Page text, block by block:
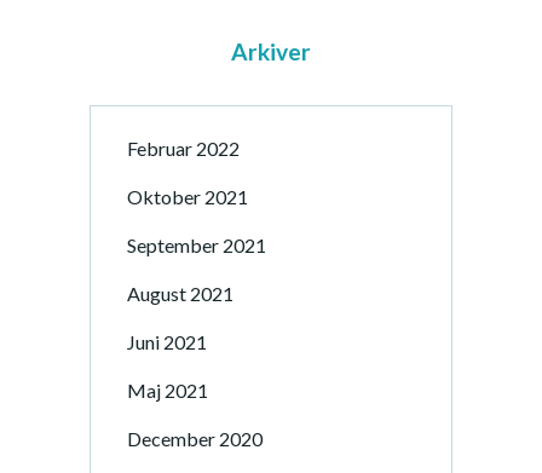
Arkiver
Februar 2022
Oktober 2021
September 2021
August 2021
Juni 2021
Maj 2021
December 2020